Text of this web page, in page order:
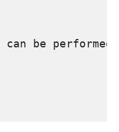
can be performed